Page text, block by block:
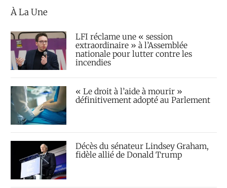
À La Une
LFI réclame une « session
extraordinaire » à l’Assemblée
nationale pour lutter contre les
incendies
« Le droit à l’aide à mourir »
définitivement adopté au Parlement
Décès du sénateur Lindsey Graham,
fidèle allié de Donald Trump